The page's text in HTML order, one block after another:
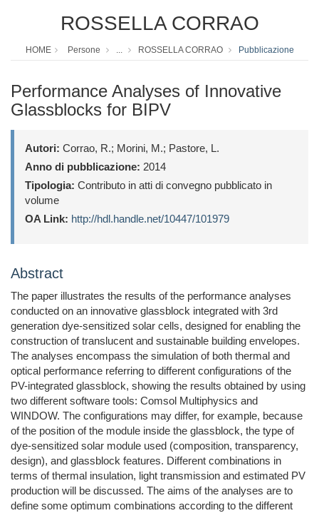
ROSSELLA CORRAO
HOME Persone ... ROSSELLA CORRAO Pubblicazione
Performance Analyses of Innovative
Glassblocks for BIPV
Autori: Corrao, R.; Morini, M.; Pastore, L.
Anno di pubblicazione: 2014
Tipologia: Contributo in atti di convegno pubblicato in
volume
OA Link: http://hdl.handle.net/10447/101979
Abstract
The paper illustrates the results of the performance analyses
conducted on an innovative glassblock integrated with 3rd
generation dye-sensitized solar cells, designed for enabling the
construction of translucent and sustainable building envelopes.
The analyses encompass the simulation of both thermal and
optical performance referring to different configurations of the
PV-integrated glassblock, showing the results obtained by using
two different software tools: Comsol Multiphysics and
WINDOW. The configurations may differ, for example, because
of the position of the module inside the glassblock, the type of
dye-sensitized solar module used (composition, transparency,
design), and glassblock features. Different combinations in
terms of thermal insulation, light transmission and estimated PV
production will be discussed. The aims of the analyses are to
define some optimum combinations according to the different